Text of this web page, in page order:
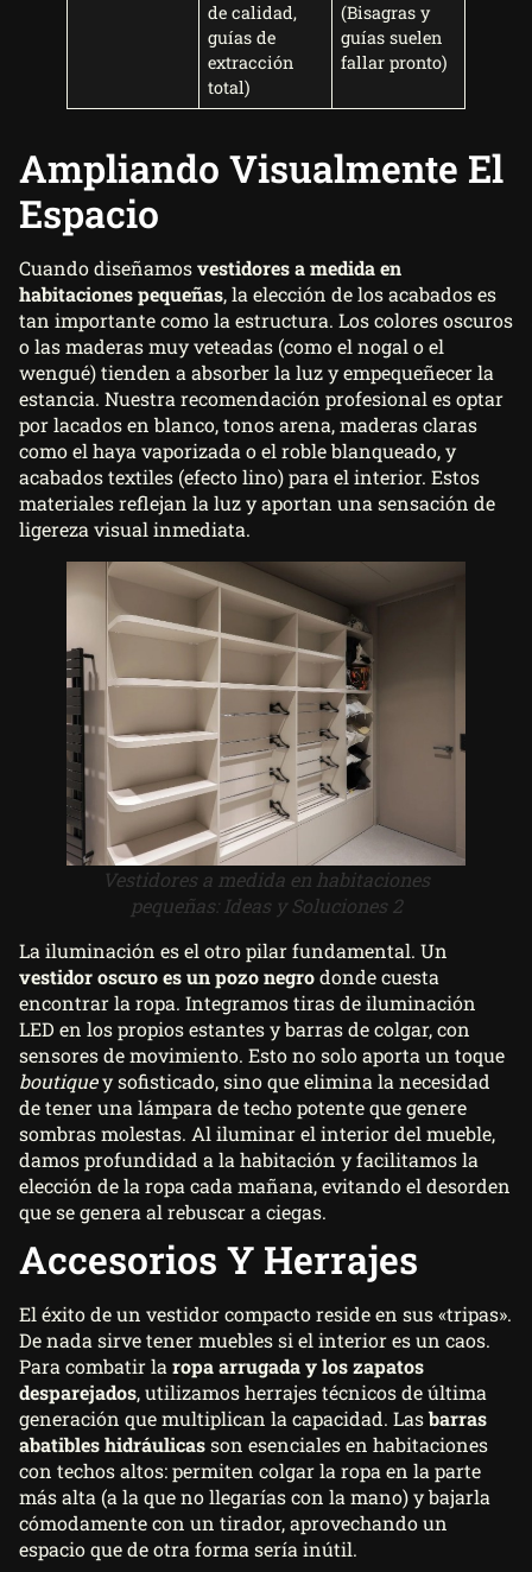
de calidad,
guías de
extracción
total)
(Bisagras y
guías suelen
fallar pronto)
Ampliando Visualmente El
Espacio
Cuando diseñamosvestidores a medida en
habitaciones pequeñas, la elección de los acabados es
tan importante como la estructura. Los colores oscuros
o las maderas muy veteadas (como el nogal o el
wengué) tienden a absorber la luz y empequeñecer la
estancia. Nuestra recomendación profesional es optar
por lacados en blanco, tonos arena, maderas claras
como el haya vaporizada o el roble blanqueado, y
acabados textiles (efecto lino) para el interior. Estos
materiales reflejan la luz y aportan una sensación de
ligereza visual inmediata.
Vestidores a medida en habitaciones
pequeñas: Ideas y Soluciones 2
La iluminación es el otro pilar fundamental. Un
vestidor oscuro es un pozo negrodonde cuesta
encontrar la ropa. Integramos tiras de iluminación
LED en los propios estantes y barras de colgar, con
sensores de movimiento. Esto no solo aporta un toque
boutiquey sofisticado, sino que elimina la necesidad
de tener una lámpara de techo potente que genere
sombras molestas. Al iluminar el interior del mueble,
damos profundidad a la habitación y facilitamos la
elección de la ropa cada mañana, evitando el desorden
que se genera al rebuscar a ciegas.
Accesorios Y Herrajes
El éxito de un vestidor compacto reside en sus «tripas».
De nada sirve tener muebles si el interior es un caos.
Para combatir la ropa arrugada y los zapatos
desparejados, utilizamos herrajes técnicos de última
generación que multiplican la capacidad. Lasbarras
abatibles hidráulicasson esenciales en habitaciones
con techos altos: permiten colgar la ropa en la parte
más alta (a la que no llegarías con la mano) y bajarla
cómodamente con un tirador, aprovechando un
espacio que de otra forma sería inútil.